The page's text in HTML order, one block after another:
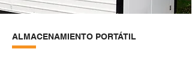
ALMACENAMIENTO PORTÁTIL